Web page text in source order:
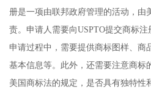
册是一项由联邦政府管理的活动，由
责。申请人需要向USPTO提交商标注
申请过程中，需要提供商标图样、商
基本信息等。此外，还需要注意商标
美国商标法的规定，是否具有独特性